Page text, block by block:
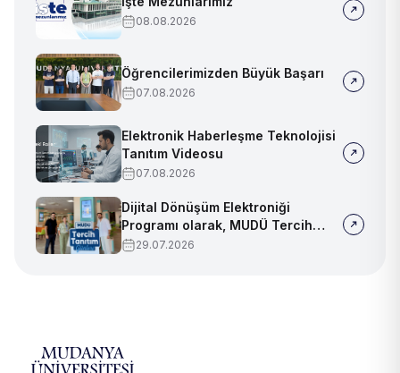
08.08.2026
Öğrencilerimizden Büyük Başarı
07.08.2026
Elektronik Haberleşme Teknolojisi
Tanıtım Videosu
07.08.2026
Dijital Dönüşüm Elektroniği
Programı olarak, MUDÜ Tercih
Tanıtım Günleri'nde biz de
29.07.2026